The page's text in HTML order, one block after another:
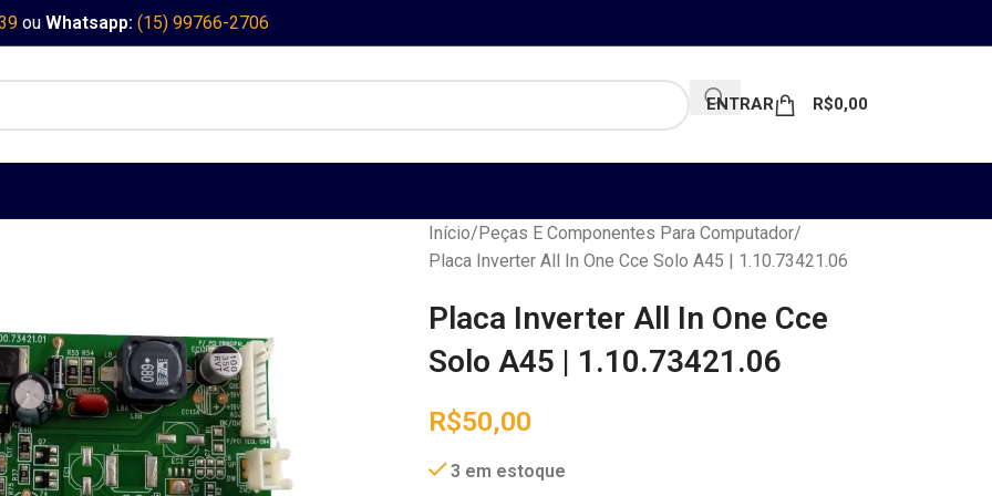
ou Whatsapp: (15) 99766-2706
ENTRAR R$0,00
Início Peças E Componentes Para Computador
Placa Inverter All In One Cce Solo A45 | 1.10.73421.06
Placa Inverter All In One Cce
Solo A45 | 1.10.73421.06
R$50,00
3 em estoque